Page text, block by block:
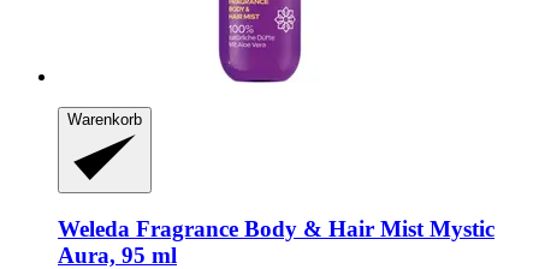
Warenkorb
Weleda Fragrance Body & Hair Mist Mystic
Aura, 95 ml